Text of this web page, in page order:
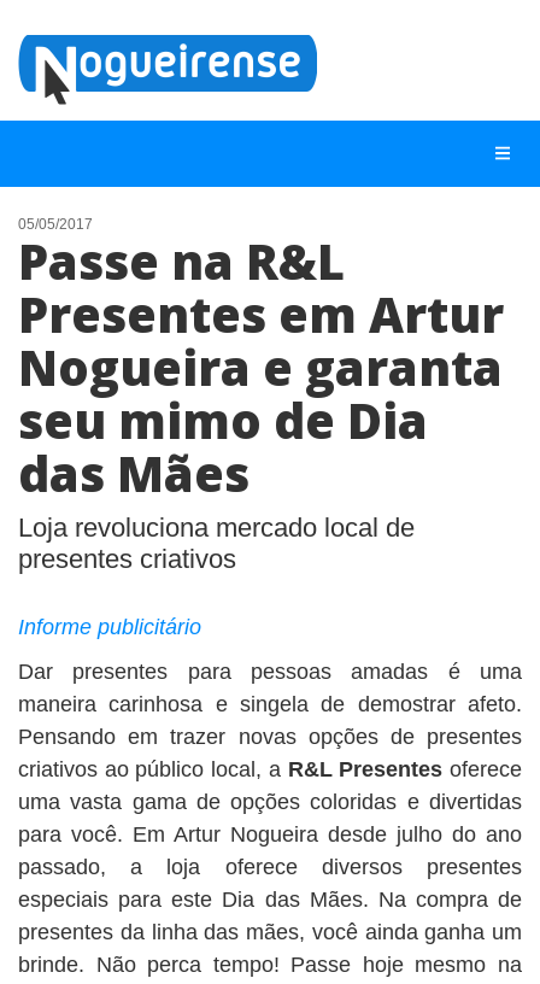
NOTÍCIAS
LISTA DIGITAL
TELEFONES ÚTEIS
QUEM SOMOS
CONTATO
ANUNCIE
05/05/2017
Passe na R&L
Presentes em Artur
Nogueira e garanta
seu mimo de Dia
das Mães
Loja revoluciona mercado local de
presentes criativos
Informe publicitário
Dar presentes para pessoas amadas é uma
maneira carinhosa e singela de demostrar afeto.
Pensando em trazer novas opções de presentes
criativos ao público local, a R&L Presentesoferece
uma vasta gama de opções coloridas e divertidas
para você. Em Artur Nogueira desde julho do ano
passado, a loja
oferece diversos presentes
especiais para este Dia das Mães. Na compra de
presentes da linha das mães, você ainda ganha um
brinde. Não perca tempo! Passe hoje mesmo na